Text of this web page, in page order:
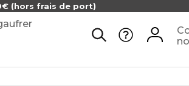
(hors frais de port)